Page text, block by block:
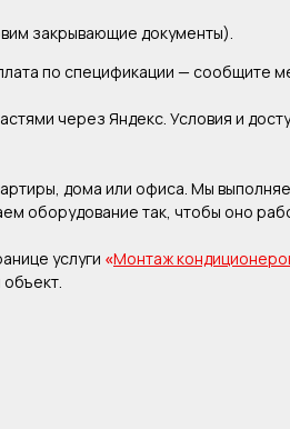
закрывающие документы).
по спецификации — сообщите
через Яндекс. Условия и
дома или офиса. Мы
оборудование так, чтобы оно
услуги «Монтаж